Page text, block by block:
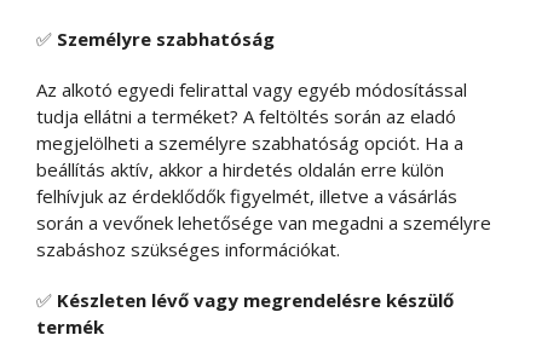
✅ Személyre szabhatóság
Az alkotó egyedi felirattal vagy egyéb módosítással
tudja ellátni a terméket? A feltöltés során az eladó
megjelölheti a személyre szabhatóság opciót. Ha a
beállítás aktív, akkor a hirdetés oldalán erre külön
felhívjuk az érdeklődők figyelmét, illetve a vásárlás
során a vevőnek lehetősége van megadni a személyre
szabáshoz szükséges információkat.
✅ Készleten lévő vagy megrendelésre készülő
termék